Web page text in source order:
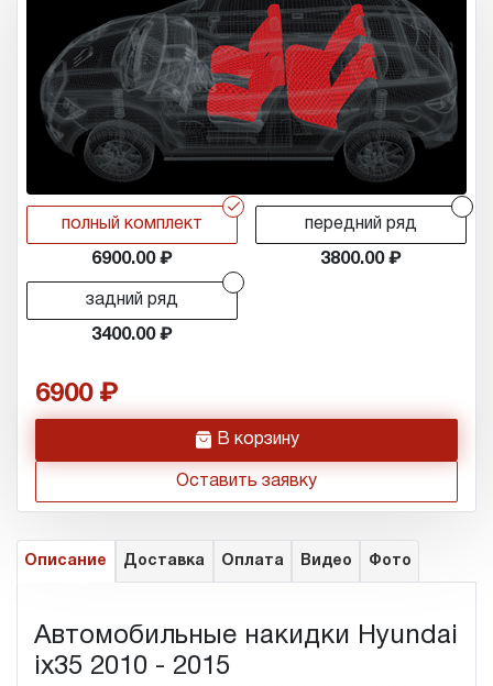
r
полный комплект
6900.00
передний ряд
3800.00
задний ряд
3400.00
6900
h В корзину
Оставить заявку
Описание Доставка Оплата Видео Фото
Автомобильные накидки Hyundai
ix35 2010 - 2015